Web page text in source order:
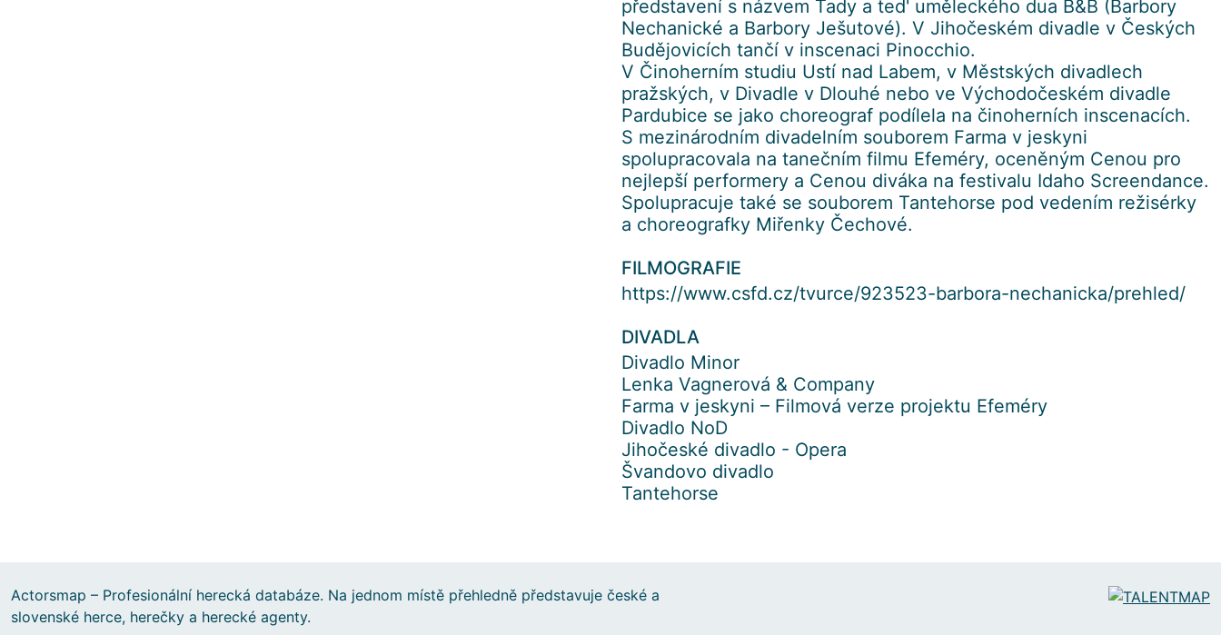
představení s názvem Tady a ted' uměleckého dua B&B (Barbory
Nechanické a Barbory Ješutové). V Jihočeském divadle v Českých
Budějovicích tančí v inscenaci Pinocchio.
V Činoherním studiu Ustí nad Labem, v Městských divadlech
pražských, v Divadle v Dlouhé nebo ve Východočeském divadle
Pardubice se jako choreograf podílela na činoherních inscenacích.
S mezinárodním divadelním souborem Farma v jeskyni
spolupracovala na tanečním filmu Efeméry, oceněným Cenou pro
nejlepší performery a Cenou diváka na festivalu Idaho Screendance.
Spolupracuje také se souborem Tantehorse pod vedením režisérky
a choreografky Miřenky Čechové.
FILMOGRAFIE
https://www.csfd.cz/tvurce/923523-barbora-nechanicka/prehled/
DIVADLA
Divadlo Minor
Lenka Vagnerová & Company
Farma v jeskyni – Filmová verze projektu Efeméry
Divadlo NoD
Jihočeské divadlo - Opera
Švandovo divadlo
Tantehorse
Actorsmap – Profesionální herecká databáze. Na jednom místě přehledně představuje české a
slovenské herce, herečky a herecké agenty.